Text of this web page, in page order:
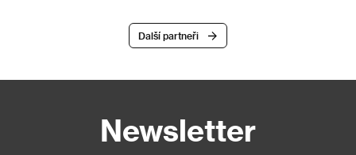
Další partneři
Newsletter